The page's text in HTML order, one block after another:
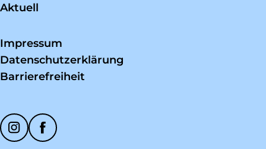
Aktuell
Impressum
Datenschutzerklärung
Barrierefreiheit
Soziale Medien